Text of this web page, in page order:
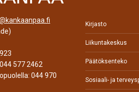
044 577 2462
044 970
Kirjasto
Liikuntakeskus
Päätöksenteko
Sosiaali- ja